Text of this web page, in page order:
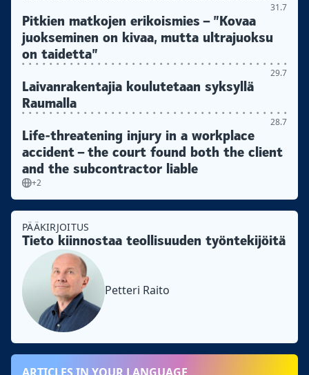
31.7
Pitkien matkojen erikoismies – ”Kovaa
juokseminen on kivaa, mutta ultrajuoksu
on taidetta”
29.7
Laivanrakentajia koulutetaan syksyllä
Raumalla
28.7
Life-threatening injury in a workplace
accident – the court found both the client
and the subcontractor liable
+2
PÄÄKIRJOITUS
Tieto kiinnostaa teollisuuden työntekijöitä
Petteri Raito